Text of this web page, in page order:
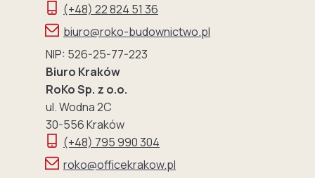
(+48) 22 824 51 36
biuro@roko-budownictwo.pl
NIP: 526-25-77-223
Biuro Kraków
RoKo Sp. z o.o.
ul. Wodna 2C
30-556 Kraków
(+48) 795 990 304
roko@officekrakow.pl